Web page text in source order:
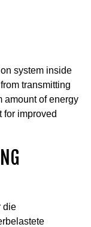
system inside
transmitting
amount of energy
for improved
die